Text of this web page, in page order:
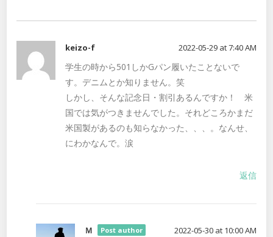
keizo-f 2022-05-29 at 7:40 AM
学生の時から501しかGパン履いたことないで
す。デニムとか知りません。笑
しかし、そんな記念日・割引あるんですか！ 米
国では気がつきませんでした。それどころかまだ
米国製があるのも知らなかった、、、。なんせ、
にわかなんで。涙
返信
Ｍ Post author 2022-05-30 at 10:00 AM